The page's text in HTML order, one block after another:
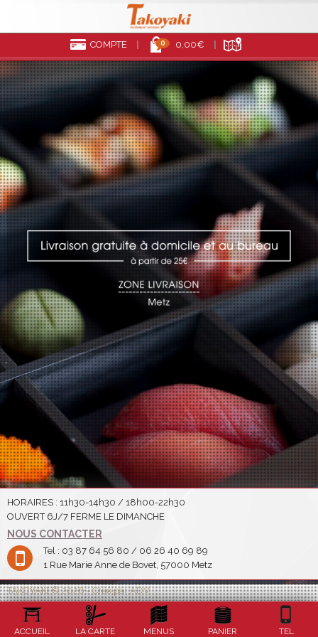
COMPTE 0 0,00€
HORAIRES : 11h30-14h30 / 18h00-22h30
OUVERT 6J/7 FERME LE DIMANCHE
NOUS CONTACTER
Tel : 03 87 64 56 80 / 06 26 40 69 89
1 Rue Marie Anne de Bovet, 57000 Metz
TAKOYAKI © 2026 - Créé par ADV
ACCUEIL LA CARTE MENUS PANIER TEL